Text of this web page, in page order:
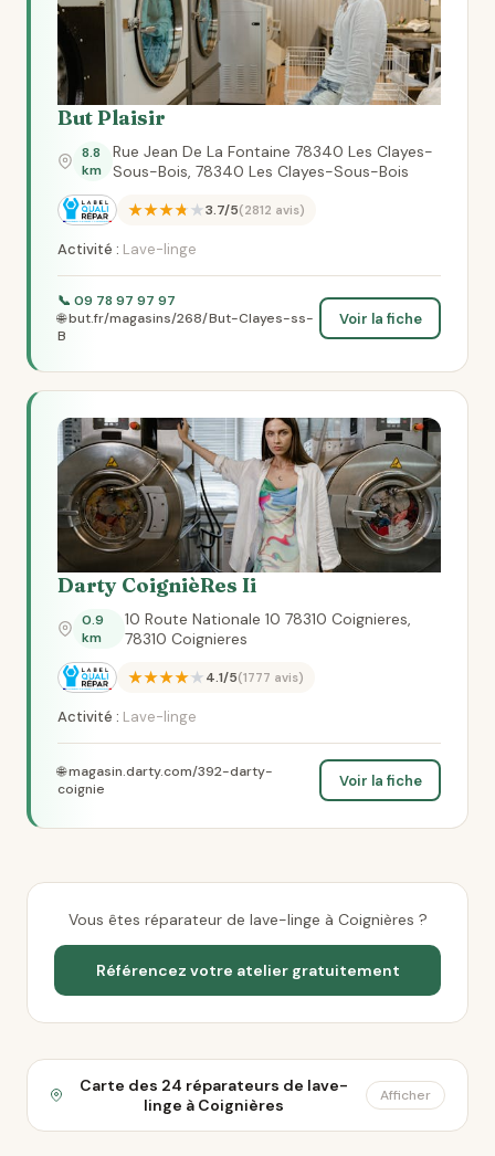
But Plaisir
8.8
km
Rue Jean De La Fontaine 78340 Les Clayes-
Sous-Bois, 78340 Les Clayes-Sous-Bois
★★★★★3.7/5(2812 avis)
Activité : Lave-linge
📞 09 78 97 97 97
🌐 but.fr/magasins/268/But-Clayes-ss-
B
Voir la fiche
Darty CoignièRes Ii
0.9
km
10 Route Nationale 10 78310 Coignieres,
78310 Coignieres
★★★★★4.1/5(1777 avis)
Activité : Lave-linge
🌐 magasin.darty.com/392-darty-
coignie
Voir la fiche
Vous êtes réparateur de lave-linge à Coignières ?
Référencez votre atelier gratuitement
Carte des 24 réparateurs de lave-
linge à Coignières
Afficher